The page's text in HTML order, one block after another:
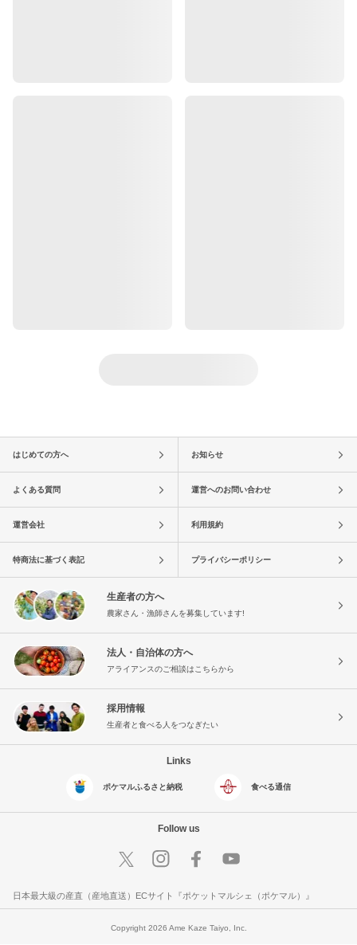
はじめての方へ お知らせ
よくある質問 運営へのお問い合わせ
運営会社 利用規約
特商法に基づく表記 プライバシーポリシー
生産者の方へ
農家さん・漁師さんを募集しています!
法人・自治体の方へ
アライアンスのご相談はこちらから
採用情報
生産者と食べる人をつなぎたい
Links
ポケマルふるさと納税 食べる通信
Follow us
日本最大級の産直（産地直送）ECサイト『ポケットマルシェ（ポケマル）』
Copyright 2026 Ame Kaze Taiyo, Inc.